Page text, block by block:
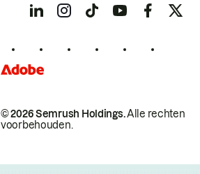
© 2026 Semrush Holdings.Alle rechten
voorbehouden.